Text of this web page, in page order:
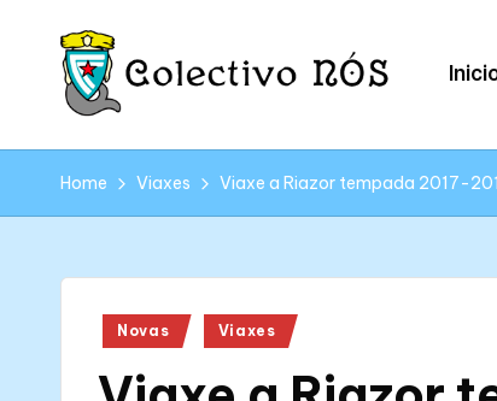
C
o
e
web
oficial
Colectivo
NÓS
Home Viaxes Viaxe a Riazor tempada 2017-
Posted
Novas Viaxes